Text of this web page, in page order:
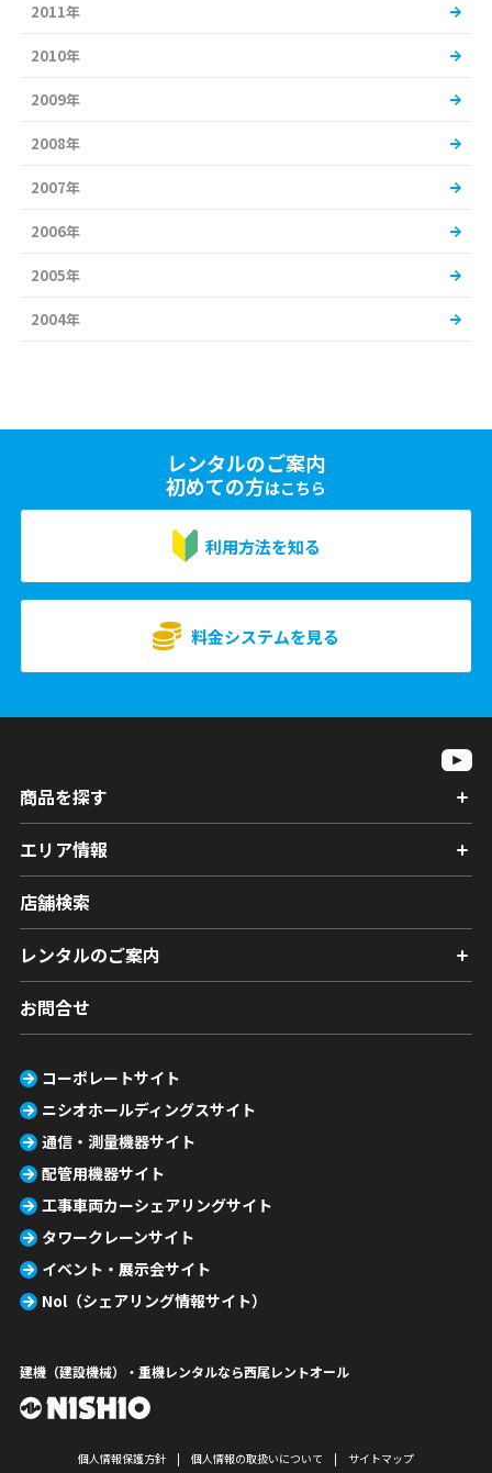
2011年
2010年
2009年
2008年
2007年
2006年
2005年
2004年
レンタルのご案内
初めての方はこちら
利用方法を知る
料金システムを見る
商品を探す
エリア情報
店舗検索
レンタルのご案内
お問合せ
コーポレートサイト
ニシオホールディングスサイト
通信・測量機器サイト
配管用機器サイト
工事車両カーシェアリングサイト
タワークレーンサイト
イベント・展示会サイト
Nol（シェアリング情報サイト）
建機（建設機械）・重機レンタルなら西尾レントオール
個人情報保護方針 個人情報の取扱いについて サイトマップ